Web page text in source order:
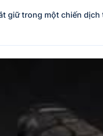
giữ trong một chiến dịch